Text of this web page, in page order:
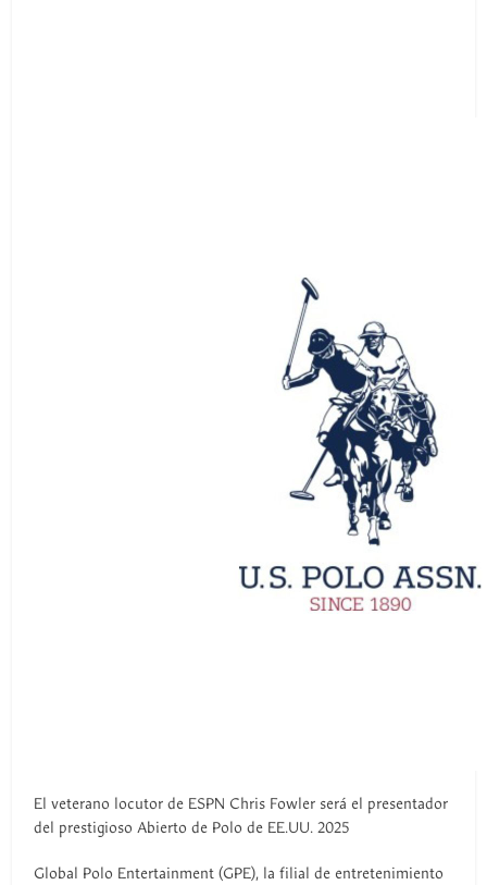
El veterano locutor de ESPN Chris Fowler será el presentador
del prestigioso Abierto de Polo de EE.UU. 2025
Global Polo Entertainment (GPE), la filial de entretenimiento